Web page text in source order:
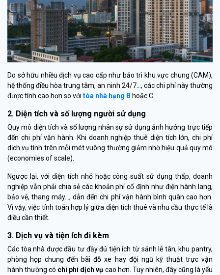
Do sở hữu nhiều dịch vụ cao cấp như bảo trì khu vực chung (CAM),
hệ thống điều hòa trung tâm, an ninh 24/7…, các chi phí này thường
được tính cao hơn so với tòa nhà hạng B hoặc C.
2. Diện tích và số lượng người sử dụng
Quy mô diện tích và số lượng nhân sự sử dụng ảnh hưởng trực tiếp
đến chi phí vận hành. Khi doanh nghiệp thuê diện tích lớn, chi phí
dịch vụ tính trên mỗi mét vuông thường giảm nhờ hiệu quả quy mô
(economies of scale).
Ngược lại, với diện tích nhỏ hoặc công suất sử dụng thấp, doanh
nghiệp vẫn phải chia sẻ các khoản phí cố định như điện hành lang,
bảo vệ, thang máy…, dẫn đến chi phí vận hành bình quân cao hơn.
Vì vậy, việc tính toán hợp lý giữa diện tích thuê và nhu cầu thực tế là
điều cần thiết.
3. Dịch vụ và tiện ích đi kèm
Các tòa nhà được đầu tư đầy đủ tiện ích từ sảnh lễ tân, khu pantry,
phòng họp chung đến bãi đỗ xe hay đội ngũ kỹ thuật trực vận
hành thường có chi phí dịch vụ cao hơn. Tuy nhiên, đây cũng là yếu